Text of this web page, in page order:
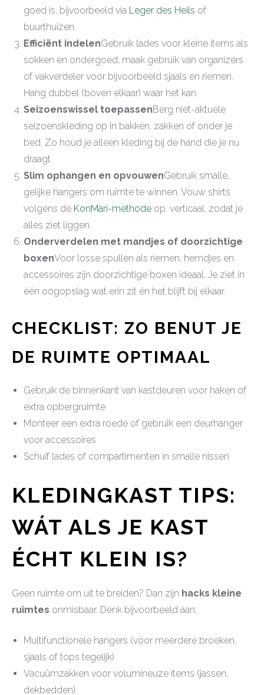
goed is, bijvoorbeeld via Leger des Heils of
buurthuizen.
Efficiënt indelenGebruik lades voor kleine items als
sokken en ondergoed, maak gebruik van organizers
of vakverdeler voor bijvoorbeeld sjaals en riemen.
Hang dubbel (boven elkaar) waar het kan.
Seizoenswissel toepassenBerg niet-aktuele
seizoenskleding op in bakken, zakken of onder je
bed. Zo houd je alleen kleding bij de hand die je nu
draagt.
Slim ophangen en opvouwenGebruik smalle,
gelijke hangers om ruimte te winnen. Vouw shirts
volgens de KonMari-methode op: verticaal, zodat je
alles ziet liggen.
Onderverdelen met mandjes of doorzichtige
boxenVoor losse spullen als riemen, hemdjes en
accessoires zijn doorzichtige boxen ideaal. Je ziet in
één oogopslag wat erin zit én het blijft bij elkaar.
CHECKLIST: ZO BENUT JE
DE RUIMTE OPTIMAAL
Gebruik de binnenkant van kastdeuren voor haken of
extra opbergruimte
Monteer een extra roede of gebruik een deurhanger
voor accessoires
Schuif lades of compartimenten in smalle nissen
KLEDINGKAST TIPS:
WÁT ALS JE KAST
ÉCHT KLEIN IS?
Geen ruimte om uit te breiden? Dan zijn hacks kleine
ruimtes onmisbaar. Denk bijvoorbeeld aan:
Multifunctionele hangers (voor meerdere broeken,
sjaals of tops tegelijk)
Vacuümzakken voor volumineuze items (jassen,
dekbedden)